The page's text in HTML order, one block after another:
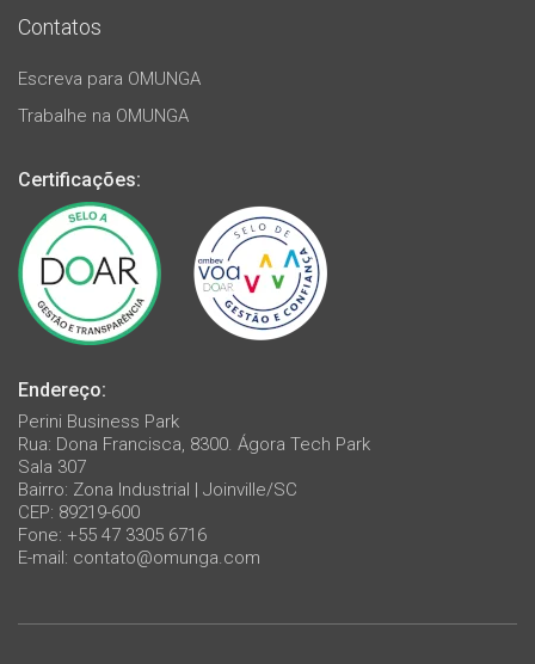
Contatos
Escreva para OMUNGA
Trabalhe na OMUNGA
Certificações:
Endereço:
Perini Business Park
Rua: Dona Francisca, 8300. Ágora Tech Park
Sala 307
Bairro: Zona Industrial | Joinville/SC
CEP: 89219-600
Fone: +55 47 3305 6716
E-mail: contato@omunga.com